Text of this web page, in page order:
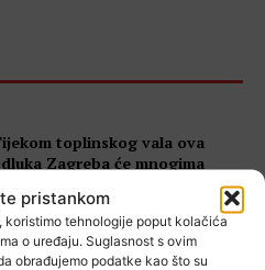
pristankom
koristimo tehnologije poput kolačića
o uređaju. Suglasnost s ovim
obrađujemo podatke kao što su
toplinskog vala ova
Zagreba će mnogima
dobro doći – evo gdje se možete
besplatno